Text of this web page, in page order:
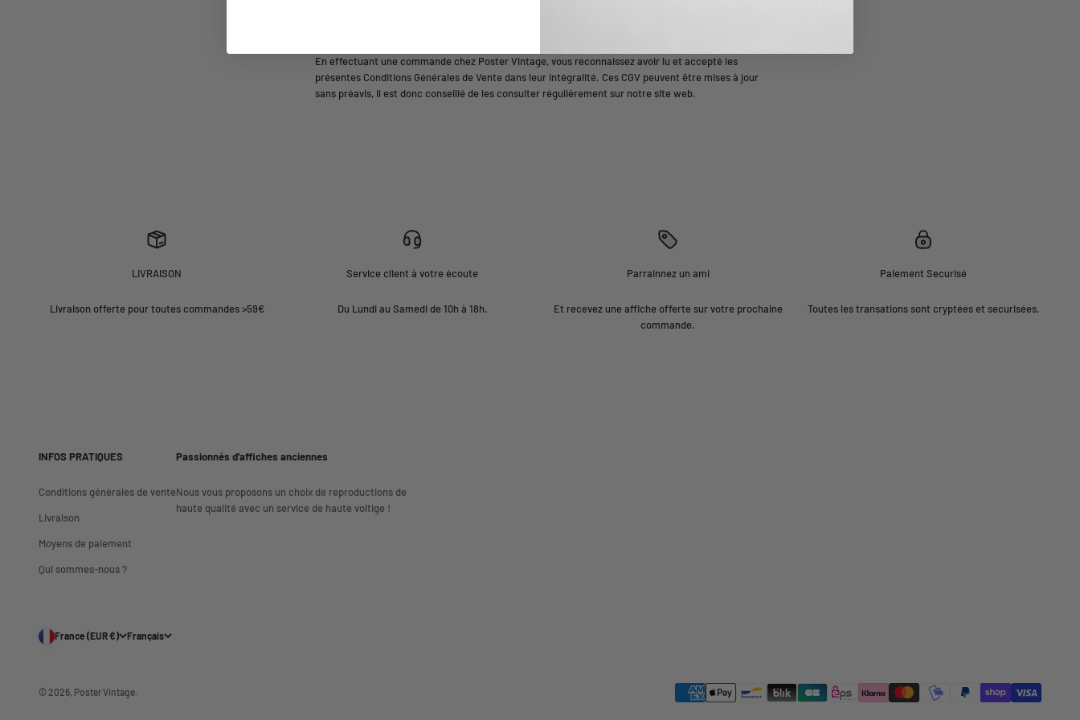
En effectuant une commande chez Poster Vintage, vous reconnaissez avoir lu et accepté les
présentes Conditions Générales de Vente dans leur intégralité. Ces CGV peuvent être mises à jour
sans préavis, il est donc conseillé de les consulter régulièrement sur notre site web.
LIVRAISON
Livraison offerte pour toutes commandes >59€
Service client à votre écoute
Du Lundi au Samedi de 10h à 18h.
Parrainnez un ami
Et recevez une affiche offerte sur votre prochaine
commande.
Paiement Securisé
Toutes les transations sont cryptées et securisées.
INFOS PRATIQUES
Conditions générales de vente
Livraison
Moyens de paiement
Qui sommes-nous ?
Passionnés d'affiches anciennes
Nous vous proposons un choix de reproductions de
haute qualité avec un service de haute voltige !
France (EUR €) Français
© 2026, Poster Vintage.